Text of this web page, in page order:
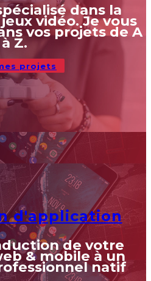
dans la
vidéo. Je vous
vos projets de A
à Z.
projets
d'application
de votre
& mobile à un
natif